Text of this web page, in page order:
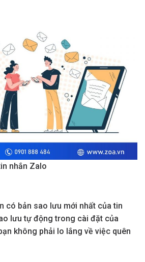
nhắn Zalo
có bản sao lưu mới nhất của tin
lưu tự động trong cài đặt của
không phải lo lắng về việc quên